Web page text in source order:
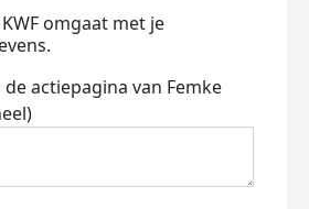
omgaat met je
actiepagina van Femke